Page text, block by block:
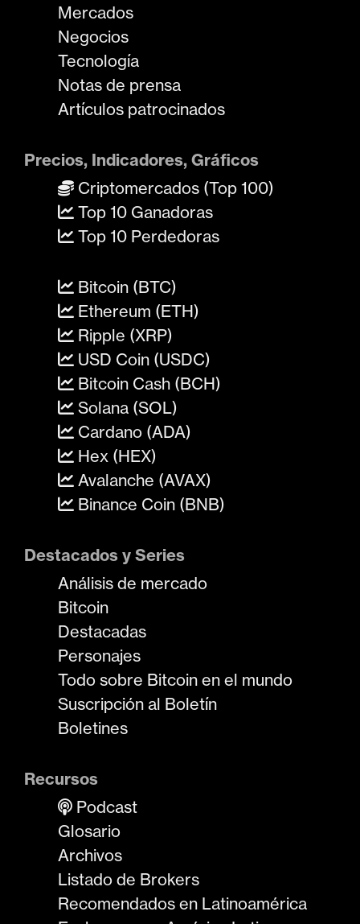
Mercados
Negocios
Tecnología
Notas de prensa
Artículos patrocinados
Precios, Indicadores, Gráficos
Criptomercados (Top 100)
Top 10 Ganadoras
Top 10 Perdedoras
Bitcoin (BTC)
Ethereum (ETH)
Ripple (XRP)
USD Coin (USDC)
Bitcoin Cash (BCH)
Solana (SOL)
Cardano (ADA)
Hex (HEX)
Avalanche (AVAX)
Binance Coin (BNB)
Destacados y Series
Análisis de mercado
Bitcoin
Destacadas
Personajes
Todo sobre Bitcoin en el mundo
Suscripción al Boletín
Boletines
Recursos
Podcast
Glosario
Archivos
Listado de Brokers
Recomendados en Latinoamérica